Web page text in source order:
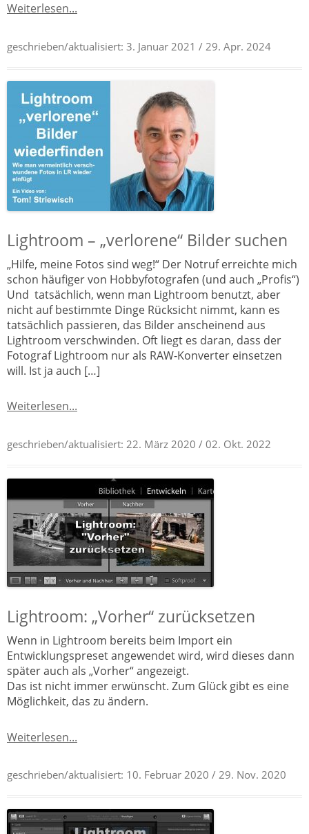
Weiterlesen...
geschrieben/aktualisiert: 3. Januar 2021 / 29. Apr. 2024
Lightroom – „verlorene“ Bilder suchen
„Hilfe, meine Fotos sind weg!“ Der Notruf erreichte mich
schon häufiger von Hobbyfotografen (und auch „Profis“)
Und tatsächlich, wenn man Lightroom benutzt, aber
nicht auf bestimmte Dinge Rücksicht nimmt, kann es
tatsächlich passieren, das Bilder anscheinend aus
Lightroom verschwinden. Oft liegt es daran, dass der
Fotograf Lightroom nur als RAW-Konverter einsetzen
will. Ist ja auch […]
Weiterlesen...
geschrieben/aktualisiert: 22. März 2020 / 02. Okt. 2022
Lightroom: „Vorher“ zurücksetzen
Wenn in Lightroom bereits beim Import ein
Entwicklungspreset angewendet wird, wird dieses dann
später auch als „Vorher“ angezeigt.
Das ist nicht immer erwünscht. Zum Glück gibt es eine
Möglichkeit, das zu ändern.
Weiterlesen...
geschrieben/aktualisiert: 10. Februar 2020 / 29. Nov. 2020